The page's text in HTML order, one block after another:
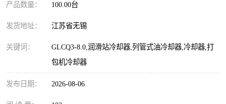
产品数量： 100.00台
发货地址： 江苏省无锡
关键词：
GLCQ3-8.0,润滑站冷却器,列管式油冷却器,冷却器,打
包机冷却器
发布日期： 2026-08-06